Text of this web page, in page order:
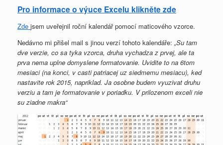
Pro informace o výuce Excelu klikněte zde
Zde jsem uveřejnil roční kalendář pomocí maticového vzorce.
Nedávno mi přišel mail s jinou verzí tohoto kalendáře: „Su tam
dve verzie, co sa tyka vzorca, druha vychadza z prvej, ale ta
prva nema uplne domyslene formatovanie. Uvidite to na 6tom
mesiaci (na konci, v casti patriacej uz siedmemu mesiacu), ked
nastavite rok 2015, napriklad. Ja osobne budem vyuzivat druhu
verziu a tam je formatovanie v poriadku. V prilozenom exceli nie
su ziadne makra“